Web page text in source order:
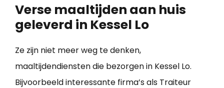
Verse maaltijden aan huis
geleverd in Kessel Lo
Ze zijn niet meer weg te denken,
maaltijdendiensten die bezorgen in Kessel Lo.
Bijvoorbeeld interessante firma’s als Traiteur